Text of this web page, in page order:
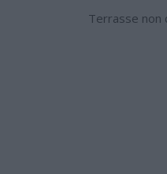
Terrasse non